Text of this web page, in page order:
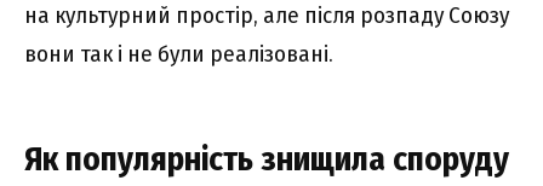
на культурний простір, але після розпаду Союзу
вони так і не були реалізовані.
Як популярність знищила споруду